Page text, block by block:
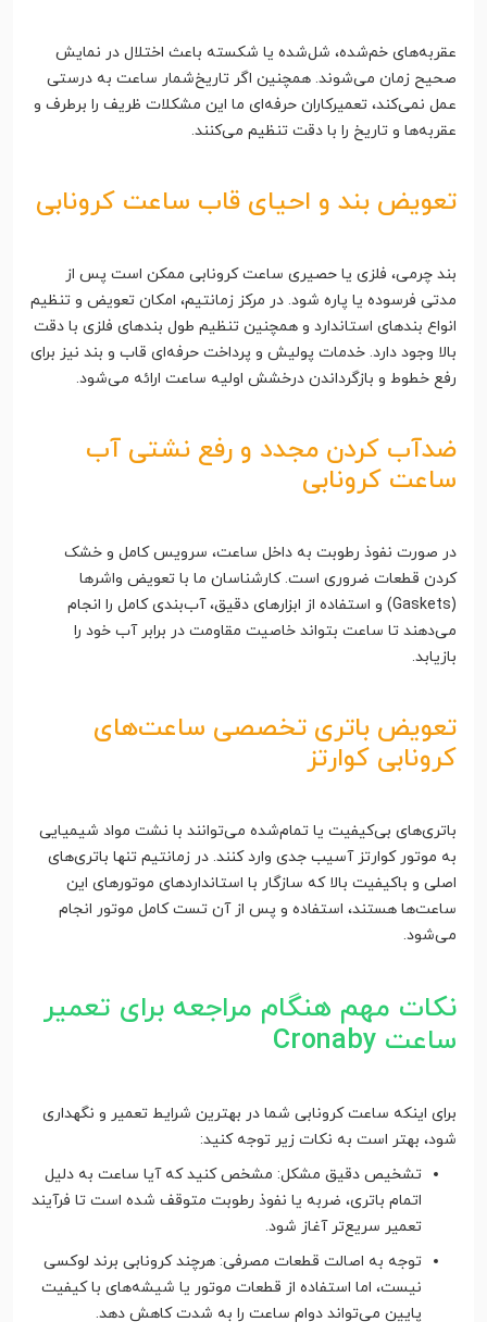
عقربه‌های خم‌شده، شل‌شده یا شکسته باعث اختلال در نمایش
صحیح زمان می‌شوند. همچنین اگر تاریخ‌شمار ساعت به درستی
عمل نمی‌کند، تعمیرکاران حرفه‌ای ما این مشکلات ظریف را برطرف و
عقربه‌ها و تاریخ را با دقت تنظیم می‌کنند.
تعویض بند و احیای قاب ساعت کرونابی
بند چرمی، فلزی یا حصیری ساعت‌ کرونابی ممکن است پس از
مدتی فرسوده یا پاره شود. در مرکز زمانتیم، امکان تعویض و تنظیم
انواع بندهای استاندارد و همچنین تنظیم طول بندهای فلزی با دقت
بالا وجود دارد. خدمات پولیش و پرداخت حرفه‌ای قاب و بند نیز برای
رفع خطوط و بازگرداندن درخشش اولیه ساعت ارائه می‌شود.
ضدآب کردن مجدد و رفع نشتی آب
ساعت کرونابی
در صورت نفوذ رطوبت به داخل ساعت، سرویس کامل و خشک
کردن قطعات ضروری است. کارشناسان ما با تعویض واشرها
(Gaskets) و استفاده از ابزارهای دقیق، آب‌بندی کامل را انجام
می‌دهند تا ساعت بتواند خاصیت مقاومت در برابر آب خود را
بازیابد.
تعویض باتری تخصصی ساعت‌های
کرونابی کوارتز
باتری‌های بی‌کیفیت یا تمام‌شده می‌توانند با نشت مواد شیمیایی
به موتور کوارتز آسیب جدی وارد کنند. در زمانتیم تنها باتری‌های
اصلی و باکیفیت بالا که سازگار با استانداردهای موتورهای این
ساعت‌ها هستند، استفاده و پس از آن تست کامل موتور انجام
می‌شود.
نکات مهم هنگام مراجعه برای تعمیر
ساعت Cronaby
برای اینکه ساعت کرونابی شما در بهترین شرایط تعمیر و نگهداری
شود، بهتر است به نکات زیر توجه کنید:
تشخیص دقیق مشکل: مشخص کنید که آیا ساعت به دلیل
اتمام باتری، ضربه یا نفوذ رطوبت متوقف شده است تا فرآیند
تعمیر سریع‌تر آغاز شود.
توجه به اصالت قطعات مصرفی: هرچند کرونابی برند لوکسی
نیست، اما استفاده از قطعات موتور یا شیشه‌های با کیفیت
پایین می‌تواند دوام ساعت را به شدت کاهش دهد.